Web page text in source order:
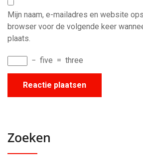
Mijn naam, e-mailadres en website
browser voor de volgende keer
plaats.
− five = three
Zoeken